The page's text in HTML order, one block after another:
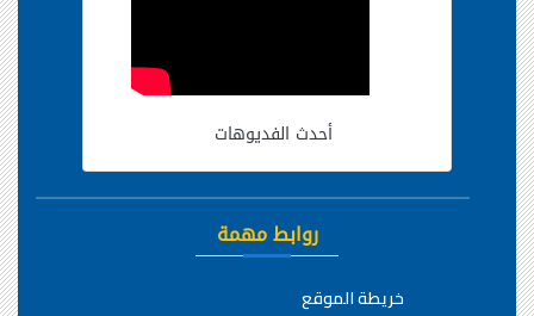
أحدث الفديوهات
روابط مهمة
خريطة الموقع